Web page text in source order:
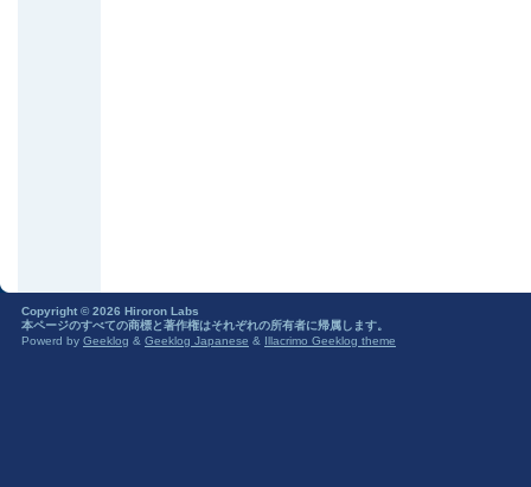
Copyright © 2026 Hiroron Labs
本ページのすべての商標と著作権はそれぞれの所有者に帰属します。
Powerd by Geeklog & Geeklog Japanese & Illacrimo Geeklog theme